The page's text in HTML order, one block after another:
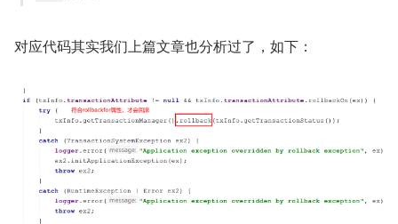
对应代码其实我们上篇文章也分析过了，如下：